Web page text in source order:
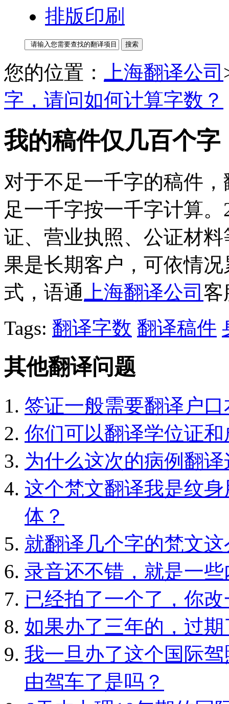
排版印刷
您的位置： 上海翻译公司
字，请问如何计算字数？
我的稿件仅几百个
对于不足一千字的稿件
足一千字按一千字计算
证、营业执照、公证材
果是长期客户，可依情
式，语通 上海翻译公司 客
Tags: 翻译字数 翻译稿件
其他翻译问题
签证一般需要翻译户
你们可以翻译学位证
为什么这次的病例翻
这个梵文翻译我是纹
体？
就翻译几个字的梵文
录音还不错，就是一
已经拍了一个了，你
如果办了三年的，过
我一旦办了这个国际
由驾车了是吗？